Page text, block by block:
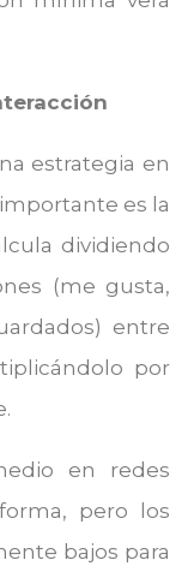
estrategia en
es la
dividiendo
(me gusta,
entre
por
en redes
pero los
bajos para